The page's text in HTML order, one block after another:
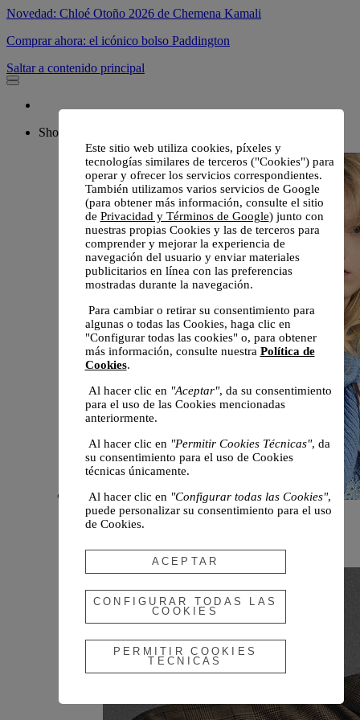
Novedad: Chloé Otoño 2026 de Chemena Kamali
Comprar ahora: el icónico bolso Paddington
Saltar a contenido principal
Shop
Novedades
Otoño 2026
Este sitio web utiliza cookies, píxeles y
tecnologías similares de terceros ("Cookies") para
operar y ofrecer los servicios correspondientes.
También utilizamos varios servicios de Google
(para obtener más información, consulte el sitio
de Privacidad y Términos de Google) junto con
nuestras propias Cookies y las de terceros para
comprender y mejorar la experiencia de
navegación del usuario y enviar materiales
publicitarios en línea con las preferencias
mostradas durante la navegación.
Para cambiar o retirar su consentimiento para
algunas o todas las Cookies, haga clic en
"Configurar todas las cookies" o, para obtener
más información, consulte nuestra Política de
Cookies.
Al hacer clic en "Aceptar", da su consentimiento
para el uso de las Cookies mencionadas
anteriormente.
Al hacer clic en "Permitir Cookies Técnicas", da
su consentimiento para el uso de Cookies
técnicas únicamente.
Al hacer clic en "Configurar todas las Cookies",
puede personalizar su consentimiento para el uso
de Cookies.
ACEPTAR
CONFIGURAR TODAS LAS
COOKIES
PERMITIR COOKIES
TECNICAS